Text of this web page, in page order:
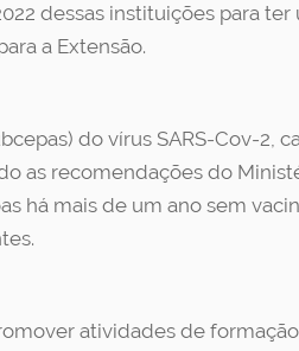
dessas instituições para ter
a Extensão.
do vírus SARS-Cov-2,
as recomendações do
há mais de um ano sem
atividades de